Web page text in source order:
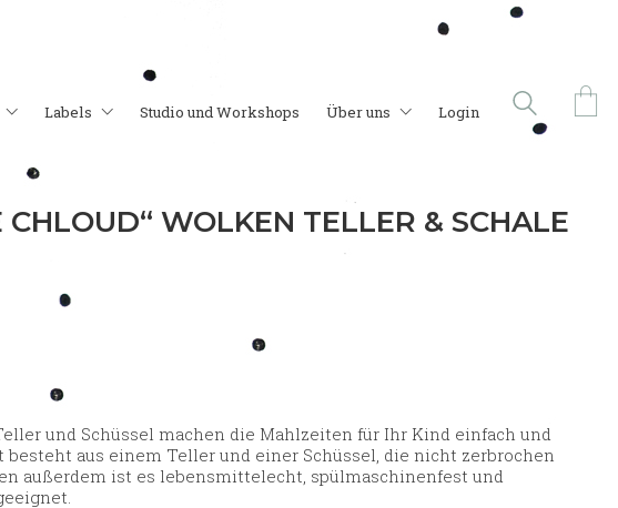
Labels Studio und Workshops Über uns Login
CHLOUD“ WOLKEN TELLER & SCHALE
und Schüssel machen die Mahlzeiten für Ihr Kind einfach und
besteht aus einem Teller und einer Schüssel, die nicht zerbrochen
außerdem ist es lebensmittelecht, spülmaschinenfest und